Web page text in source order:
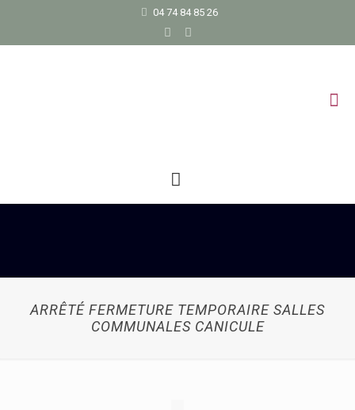
04 74 84 85 26
ARRÊTÉ FERMETURE TEMPORAIRE SALLES
COMMUNALES CANICULE